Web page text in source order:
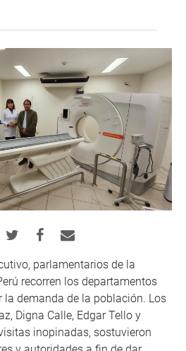
parlamentarios de la
recorren los departamentos
la demanda de la población. Los
Digna Calle, Edgar Tello y
inopinadas, sostuvieron